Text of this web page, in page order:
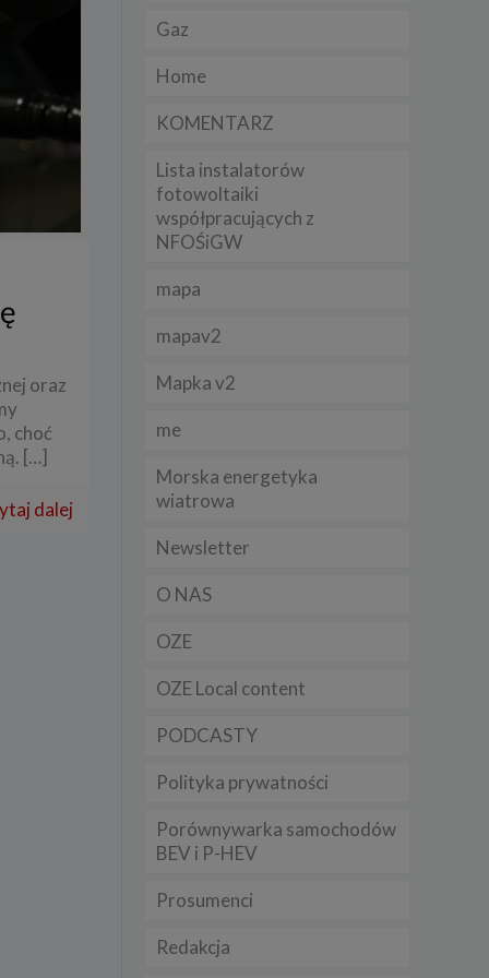
oraz
choć
[…]
dalej
Gaz
Home
KOMENTARZ
Lista instalatorów
fotowoltaiki
współpracujących z
NFOŚiGW
mapa
mapav2
Mapka v2
me
Morska energetyka
wiatrowa
Newsletter
O NAS
OZE
OZE Local content
PODCASTY
Polityka prywatności
Porównywarka samochodów
BEV i P-HEV
Prosumenci
Redakcja
że